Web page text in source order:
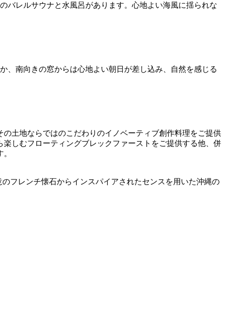
バレルサウナと水風呂があります。心地よい海風に揺られな
、南向きの窓からは心地よい朝日が差し込み、自然を感じる
土地ならではのこだわりのイノベーティブ創作料理をご提供
しむフローティングブレックファーストをご提供する他、併
フレンチ懐石からインスパイアされたセンスを用いた沖縄の